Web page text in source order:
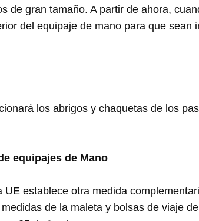
de gran tamaño. A partir de ahora,
del equipaje de mano para que sean
los abrigos y chaquetas de los
equipajes de Mano
UE establece otra medida
de la maleta y bolsas de viaje